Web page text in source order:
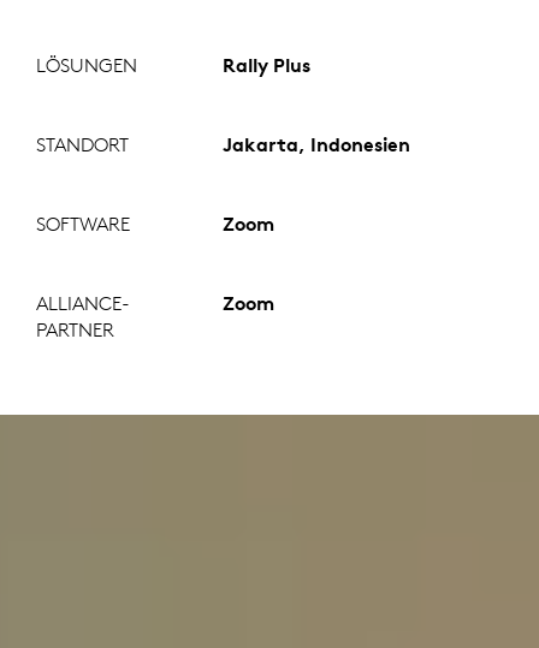
LÖSUNGEN Rally Plus
STANDORT Jakarta, Indonesien
SOFTWARE Zoom
ALLIANCE-
PARTNER
Zoom